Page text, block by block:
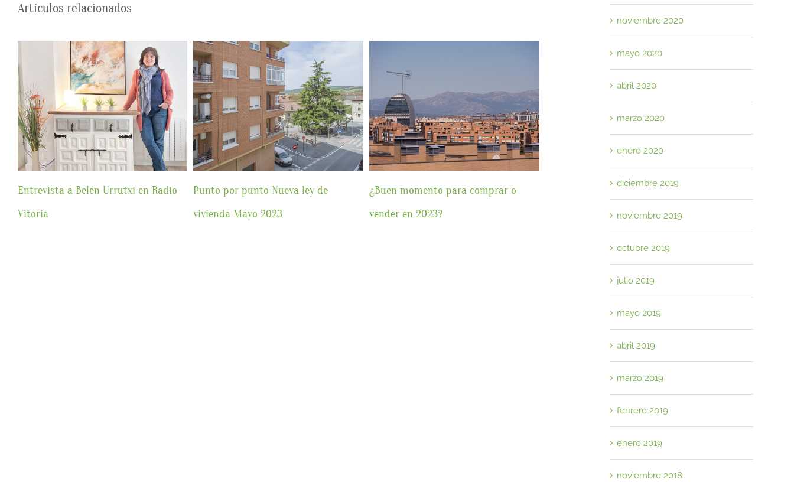
Artículos relacionados
Entrevista a Belén Urrutxi en Radio
Vitoria
Punto por punto Nueva ley de
vivienda Mayo 2023
¿Buen momento para comprar o
vender en 2023?
Vaciar, neutralizar, puesta en escena
noviembre 2020
mayo 2020
abril 2020
marzo 2020
enero 2020
diciembre 2019
noviembre 2019
octubre 2019
julio 2019
mayo 2019
abril 2019
marzo 2019
febrero 2019
enero 2019
noviembre 2018